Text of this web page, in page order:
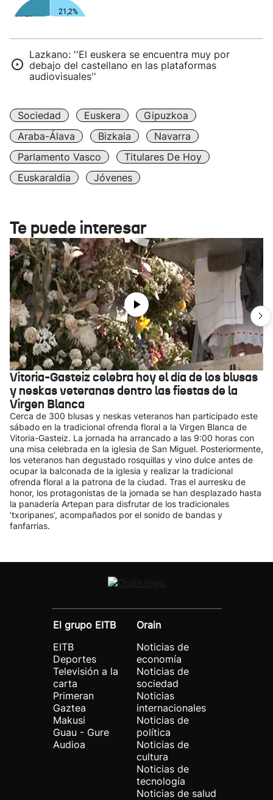
Lazkano: ''El euskera se encuentra muy por
debajo del castellano en las plataformas
audiovisuales''
Sociedad Euskera
Gipuzkoa
Araba-Álava
Bizkaia
Navarra
Parlamento Vasco
Titulares De Hoy
Euskaraldia
Jóvenes
Te puede interesar
Vitoria-Gasteiz celebra hoy el día de los blusas
y neskas veteranas dentro las fiestas de la
Virgen Blanca
Cerca de 300 blusas y neskas veteranos han participado este
sábado en la tradicional ofrenda floral a la Virgen Blanca de
Vitoria-Gasteiz. La jornada ha arrancado a las 9:00 horas con
una misa celebrada en la iglesia de San Miguel. Posteriormente,
los veteranos han degustado rosquillas y vino dulce antes de
ocupar la balconada de la iglesia y realizar la tradicional
ofrenda floral a la patrona de la ciudad. Tras el aurresku de
honor, los protagonistas de la jornada se han desplazado hasta
la panadería Artepan para disfrutar de los tradicionales
‘txoripanes’, acompañados por el sonido de bandas y
fanfarrias.
El grupo EITB
EITB
Deportes
Televisión a la
carta
Primeran
Gaztea
Makusi
Guau - Gure
Audioa
Orain
Noticias de
economía
Noticias de
sociedad
Noticias
internacionales
Noticias de
política
Noticias de
cultura
Noticias de
tecnología
Noticias de salud